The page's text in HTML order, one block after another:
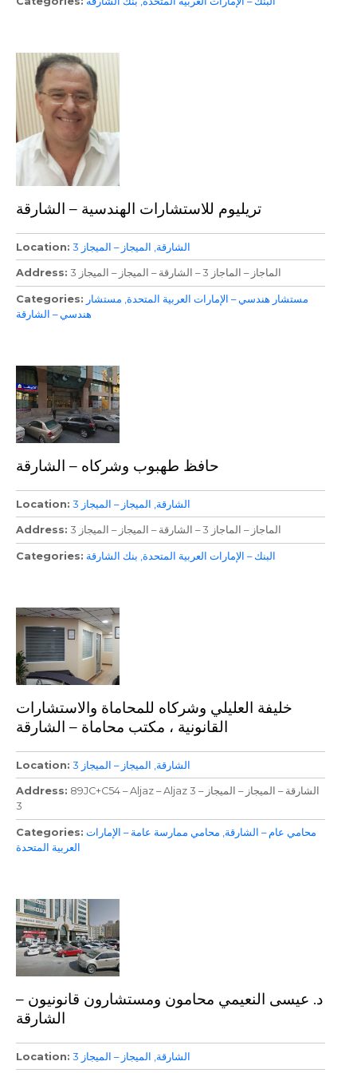
تريليوم للاستشارات الهندسية – الشارقة
Location الشارقة الميجاز – الميجاز 3
Address الماجاز – الماجاز 3 – الشارقة – الميجاز – الميجاز 3
Categories مستشار هندسي – الإمارات العربية المتحدة مستشار
هندسي – الشارقة
حافظ طهبوب وشركاه – الشارقة
Location الشارقة الميجاز – الميجاز 3
Address الماجاز – الماجاز 3 – الشارقة – الميجاز – الميجاز 3
Categories البنك – الإمارات العربية المتحدة بنك الشارقة
خليفة العليلي وشركاه للمحاماة والاستشارات
القانونية ، مكتب محاماة – الشارقة
Location الشارقة الميجاز – الميجاز 3
Address 89JC+C54 – Aljaz – Aljaz 3 – الشارقة – الميجاز – الميجاز
3
Categories محامي عام – الشارقة محامي ممارسة عامة – الإمارات
العربية المتحدة
د. عيسى النعيمي محامون ومستشارون قانونيون –
الشارقة
Location الشارقة الميجاز – الميجاز 3